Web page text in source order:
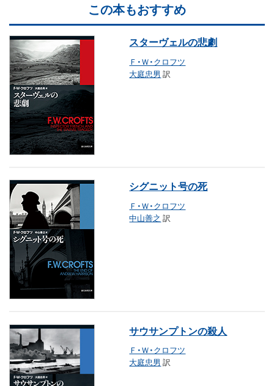
この本もおすすめ
スターヴェルの悲劇
Ｆ・Ｗ・クロフツ
大庭忠男 訳
シグニット号の死
Ｆ・Ｗ・クロフツ
中山善之 訳
サウサンプトンの殺人
Ｆ・Ｗ・クロフツ
大庭忠男 訳